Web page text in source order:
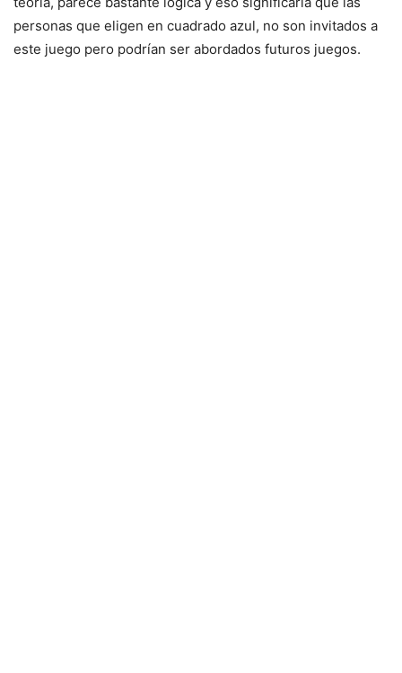
personas que eligen en cuadrado azul, no son invitados a
este juego pero podrían ser abordados futuros juegos.